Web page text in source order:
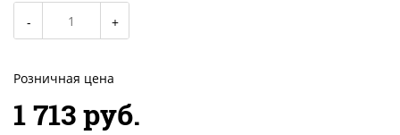
Розничная цена
1 713 руб.